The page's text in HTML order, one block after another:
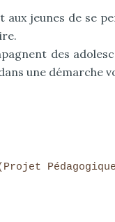
jeunes de se
des
une